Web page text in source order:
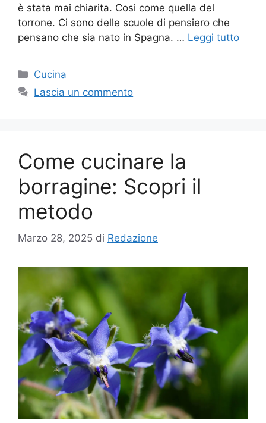
è stata mai chiarita. Cosi come quella del
torrone. Ci sono delle scuole di pensiero che
pensano che sia nato in Spagna. … Leggi tutto
Categorie
Cucina
Lascia un commento
Come cucinare la
borragine: Scopri il
metodo
Marzo 28, 2025 di Redazione